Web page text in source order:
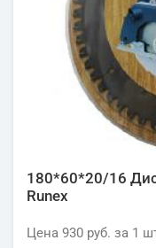
180*60*20/16
Runex
Цена 930 руб. за 1